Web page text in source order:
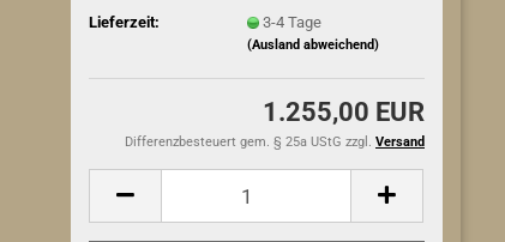
Lieferzeit:
3-4 Tage
(Ausland abweichend)
1.255,00 EUR
Differenzbesteuert gem. § 25a UStG zzgl. Versand